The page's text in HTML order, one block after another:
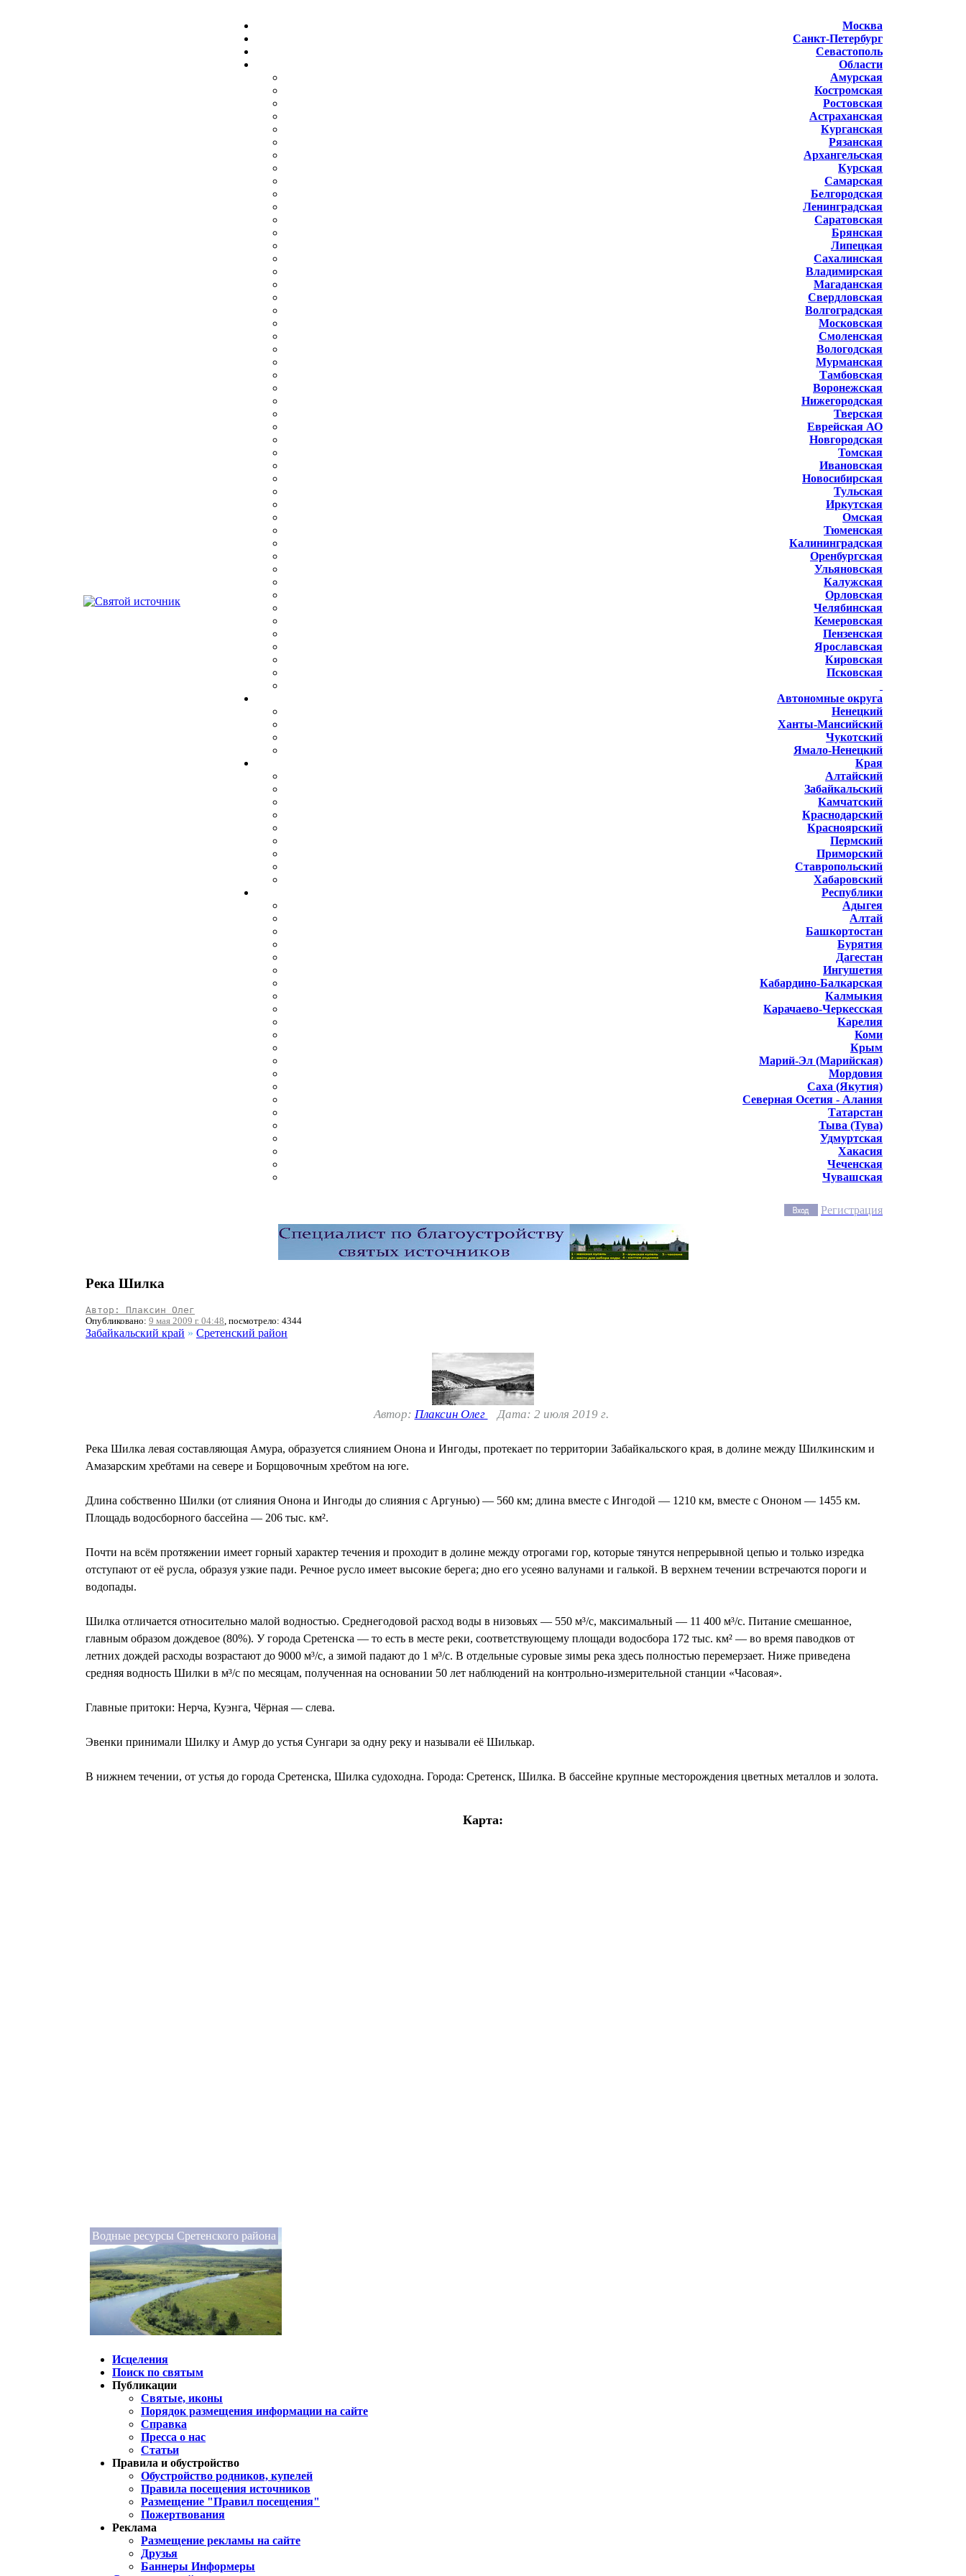
Москва
Санкт-Петербург
Севастополь
Области
Амурская
Костромская
Ростовская
Астраханская
Курганская
Рязанская
Архангельская
Курская
Самарская
Белгородская
Ленинградская
Саратовская
Брянская
Липецкая
Сахалинская
Владимирская
Магаданская
Свердловская
Волгоградская
Московская
Смоленская
Вологодская
Мурманская
Тамбовская
Воронежская
Нижегородская
Тверская
Еврейская АО
Новгородская
Томская
Ивановская
Новосибирская
Тульская
Иркутская
Омская
Тюменская
Калининградская
Оренбургская
Ульяновская
Калужская
Орловская
Челябинская
Кемеровская
Пензенская
Ярославская
Кировская
Псковская
Автономные округа
Ненецкий
Ханты-Мансийский
Чукотский
Ямало-Ненецкий
Края
Алтайский
Забайкальский
Камчатский
Краснодарский
Красноярский
Пермский
Приморский
Ставропольский
Хабаровский
Республики
Адыгея
Алтай
Башкортостан
Бурятия
Дагестан
Ингушетия
Кабардино-Балкарская
Калмыкия
Карачаево-Черкесская
Карелия
Коми
Крым
Марий-Эл (Марийская)
Мордовия
Саха (Якутия)
Северная Осетия - Алания
Татарстан
Тыва (Тува)
Удмуртская
Хакасия
Чеченская
Чувашская
Регистрация
Река Шилка
Автор: Плаксин Олег
Опубликовано: 9 мая 2009 г. 04:48, посмотрело: 4344
Забайкальский край » Сретенский район
Автор: Плаксин Олег Дата: 2 июля 2019 г.
Река Шилка левая составляющая Амура, образуется слиянием Онона и Ингоды, протекает по территории Забайкальского края, в долине между Шилкинским и
Амазарским хребтами на севере и Борщовочным хребтом на юге.
Длина собственно Шилки (от слияния Онона и Ингоды до слияния с Аргунью) — 560 км; длина вместе с Ингодой — 1210 км, вместе с Ононом — 1455 км.
Площадь водосборного бассейна — 206 тыс. км².
Почти на всём протяжении имеет горный характер течения и проходит в долине между отрогами гор, которые тянутся непрерывной цепью и только изредка
отступают от её русла, образуя узкие пади. Речное русло имеет высокие берега; дно его усеяно валунами и галькой. В верхнем течении встречаются пороги и
водопады.
Шилка отличается относительно малой водностью. Среднегодовой расход воды в низовьях — 550 м³/с, максимальный — 11 400 м³/с. Питание смешанное,
главным образом дождевое (80%). У города Сретенска — то есть в месте реки, соответствующему площади водосбора 172 тыс. км² — во время паводков от
летних дождей расходы возрастают до 9000 м³/с, а зимой падают до 1 м³/с. В отдельные суровые зимы река здесь полностью перемерзает. Ниже приведена
средняя водность Шилки в м³/с по месяцам, полученная на основании 50 лет наблюдений на контрольно-измерительной станции «Часовая».
Главные притоки: Нерча, Куэнга, Чёрная — слева.
Эвенки принимали Шилку и Амур до устья Сунгари за одну реку и называли её Шилькар.
В нижнем течении, от устья до города Сретенска, Шилка судоходна. Города: Сретенск, Шилка. В бассейне крупные месторождения цветных металлов и золота.
Карта:
Водные ресурсы Сретенского района
Исцеления
Поиск по святым
Публикации
Святые, иконы
Порядок размещения информации на сайте
Справка
Пресса о нас
Статьи
Правила и обустройство
Обустройство родников, купелей
Правила посещения источников
Размещение "Правил посещения"
Пожертвования
Реклама
Размещение рекламы на сайте
Друзья
Баннеры Информеры